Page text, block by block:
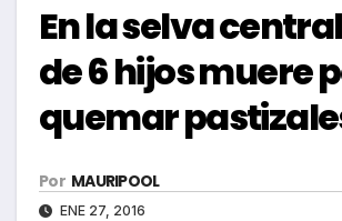
En la selva
de 6 hijos muere
quemar
Por MAURIPOOL
ENE 27, 2016